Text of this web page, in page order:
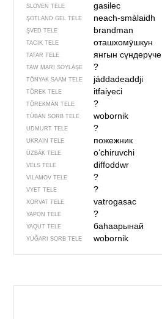
SLOVEN TELE gasilec
ŞOTLAND GEL TELE neach-smàlaidh
ŞVED TELE brandman
TACIK TELE оташхомӯшкун
TATAR TELE янгын сүндерүче
TAW MARI SÖYLÄŞE ?
TÖNYAK SAAM TELE jáddadeaddji
TÖREK TELE itfaiyeci
TÖREKMÄN TELE ?
TÜBÄN SORB TELE wobornik
UDMURT TELE ?
UKRAIN TELE пожежник
ÜZBÄK TELE o‘chiruvchi
VELS TELE diffoddwr
VILAMOV TELE ?
VYET TELE ?
XORVAT TELE vatrogasac
YAPON TELE ?
YAQUT TELE баһаарынай
YUĞARI SORB TELE wobornik